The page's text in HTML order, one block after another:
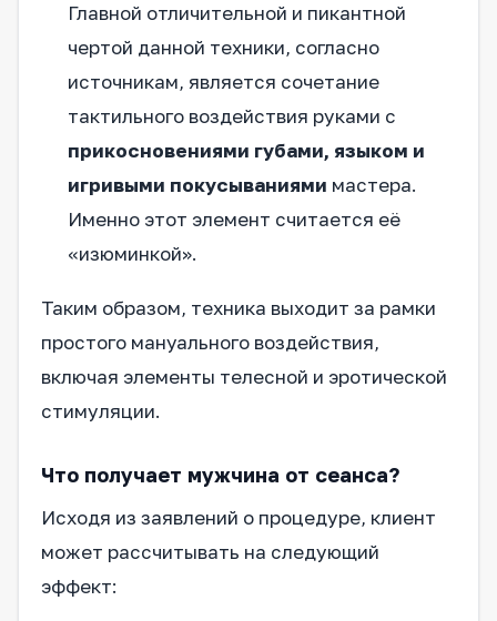
Главной отличительной и пикантной
чертой данной техники, согласно
источникам, является сочетание
тактильного воздействия руками с
прикосновениями губами, языком и
игривыми покусываниями мастера.
Именно этот элемент считается её
«изюминкой».
Таким образом, техника выходит за рамки
простого мануального воздействия,
включая элементы телесной и эротической
стимуляции.
Что получает мужчина от сеанса?
Исходя из заявлений о процедуре, клиент
может рассчитывать на следующий
эффект: